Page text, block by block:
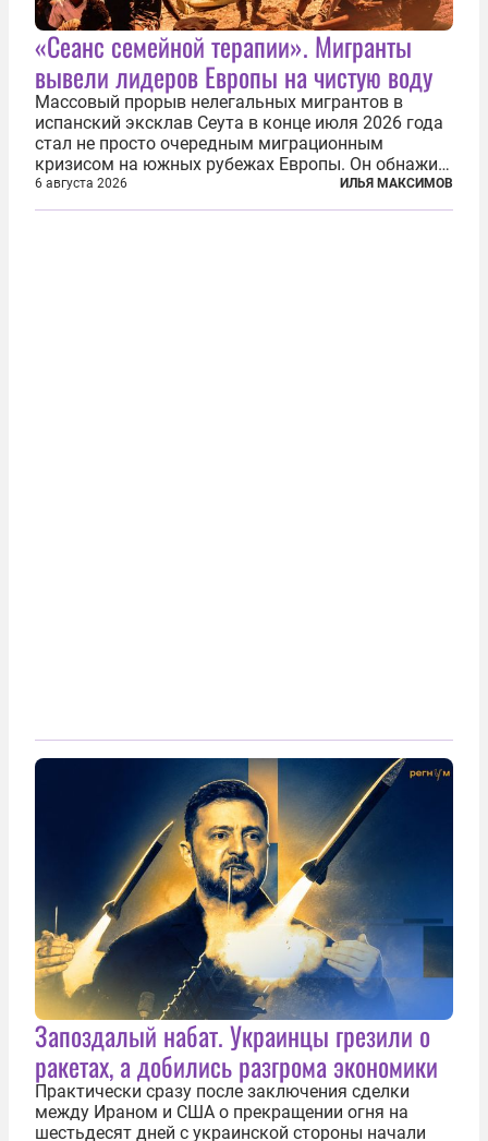
«Сеанс семейной терапии». Мигранты
вывели лидеров Европы на чистую воду
Массовый прорыв нелегальных мигрантов в
испанский эксклав Сеута в конце июля 2026 года
стал не просто очередным миграционным
кризисом на южных рубежах Европы. Он обнажил
фундаментальный раскол внутри Евросоюза,
продемонстрировав, что десятилетиями
6 августа 2026 ИЛЬЯ МАКСИМОВ
Запоздалый набат. Украинцы грезили о
ракетах, а добились разгрома экономики
Практически сразу после заключения сделки
между Ираном и США о прекращении огня на
шестьдесят дней с украинской стороны начали